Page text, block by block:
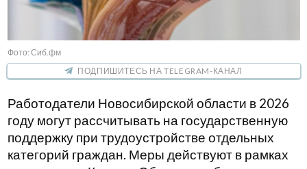
Фото: Сиб.фм
ПОДПИШИТЕСЬ НА TELEGRAM-КАНАЛ
Работодатели Новосибирской области в 2026
году могут рассчитывать на государственную
поддержку при трудоустройстве отдельных
категорий граждан. Меры действуют в рамках